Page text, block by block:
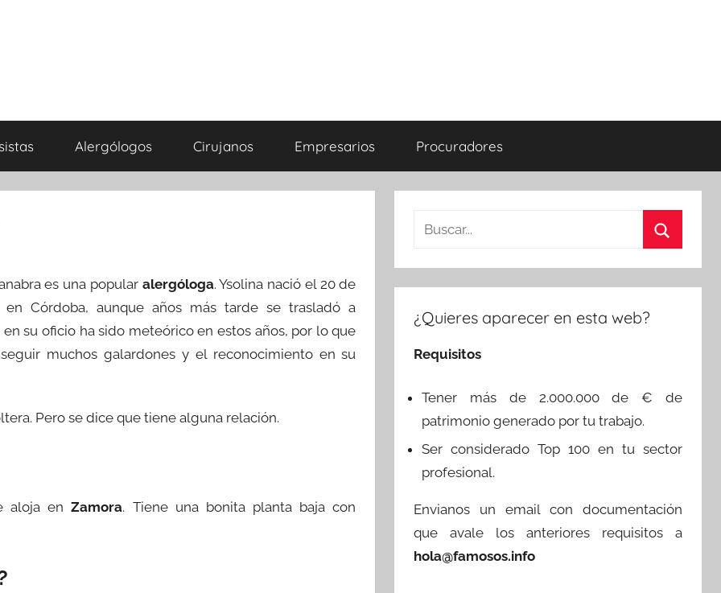
Alergólogos Cirujanos Empresarios Procuradores
es una popular alergóloga. Ysolina nació el 20 de
en Córdoba, aunque años más tarde se trasladó a
en su oficio ha sido meteórico en estos años, por lo que
muchos galardones y el reconocimiento en su
Pero se dice que tiene alguna relación.
aloja enZamora. Tiene una bonita planta baja con
Buscar:
¿Quieres aparecer en esta web?
Requisitos
Tener más de 2.000.000 de € de
patrimonio generado por tu trabajo.
Ser considerado Top 100 en tu sector
profesional.
Envianos un email con documentación
que avale los anteriores requisitos a
hola@famosos.info